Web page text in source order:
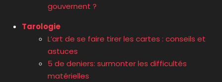
gouvernent ?
Tarologie
L’art de se faire tirer les cartes : conseils et
astuces
5 de deniers: surmonter les difficultés
matérielles